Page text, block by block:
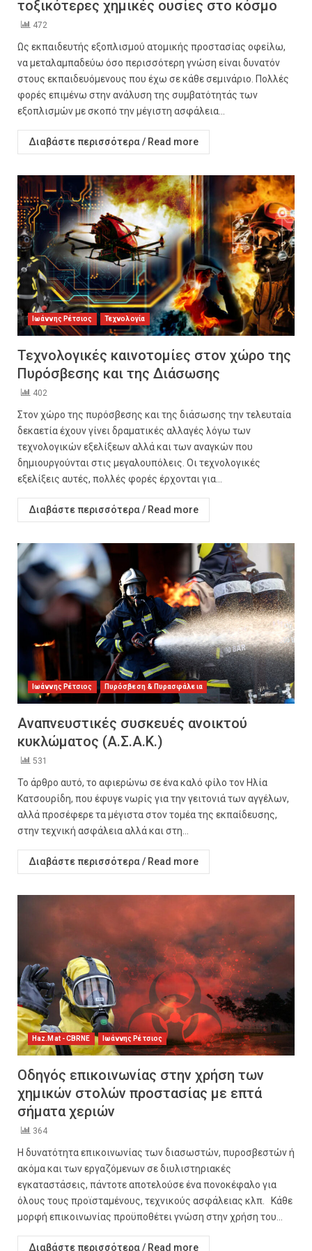
τοξικότερες χημικές ουσίες στο κόσμο
472
Ως εκπαιδευτής εξοπλισμού ατομικής προστασίας οφείλω,
να μεταλαμπαδεύω όσο περισσότερη γνώση είναι δυνατόν
στους εκπαιδευόμενους που έχω σε κάθε σεμινάριο. Πολλές
φορές επιμένω στην ανάλυση της συμβατότητάς των
εξοπλισμών με σκοπό την μέγιστη ασφάλεια...
Διαβάστε περισσότερα / Read more
Ιωάννης Ρέτσιος Τεχνολογία
Τεχνολογικές καινοτομίες στον χώρο της
Πυρόσβεσης και της Διάσωσης
402
Στον χώρο της πυρόσβεσης και της διάσωσης την τελευταία
δεκαετία έχουν γίνει δραματικές αλλαγές λόγω των
τεχνολογικών εξελίξεων αλλά και των αναγκών που
δημιουργούνται στις μεγαλουπόλεις. Οι τεχνολογικές
εξελίξεις αυτές, πολλές φορές έρχονται για...
Διαβάστε περισσότερα / Read more
Ιωάννης Ρέτσιος Πυρόσβεση & Πυρασφάλεια
Αναπνευστικές συσκευές ανοικτού
κυκλώματος (Α.Σ.Α.Κ.)
531
Το άρθρο αυτό, το αφιερώνω σε ένα καλό φίλο τον Ηλία
Κατσουρίδη, που έφυγε νωρίς για την γειτονιά των αγγέλων,
αλλά προσέφερε τα μέγιστα στον τομέα της εκπαίδευσης,
στην τεχνική ασφάλεια αλλά και στη...
Διαβάστε περισσότερα / Read more
Haz.Mat - CBRNE Ιωάννης Ρέτσιος
Οδηγός επικοινωνίας στην χρήση των
χημικών στολών προστασίας με επτά
σήματα χεριών
364
Η δυνατότητα επικοινωνίας των διασωστών, πυροσβεστών ή
ακόμα και των εργαζόμενων σε διυλιστηριακές
εγκαταστάσεις, πάντοτε αποτελούσε ένα πονοκέφαλο για
όλους τους προϊσταμένους, τεχνικούς ασφάλειας κλπ. Κάθε
μορφή επικοινωνίας προϋποθέτει γνώση στην χρήση του...
Διαβάστε περισσότερα / Read more